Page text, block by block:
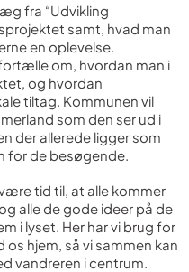
fra “Udvikling
samt, hvad man
en oplevelse.
om, hvordan man i
og hvordan
tiltag. Kommunen vil
som den ser ud i
der allerede ligger som
for de besøgende.
tid til, at alle kommer
alle de gode ideer på de
i lyset. Her har vi brug for
os hjem, så vi sammen kan
vandreren i centrum.